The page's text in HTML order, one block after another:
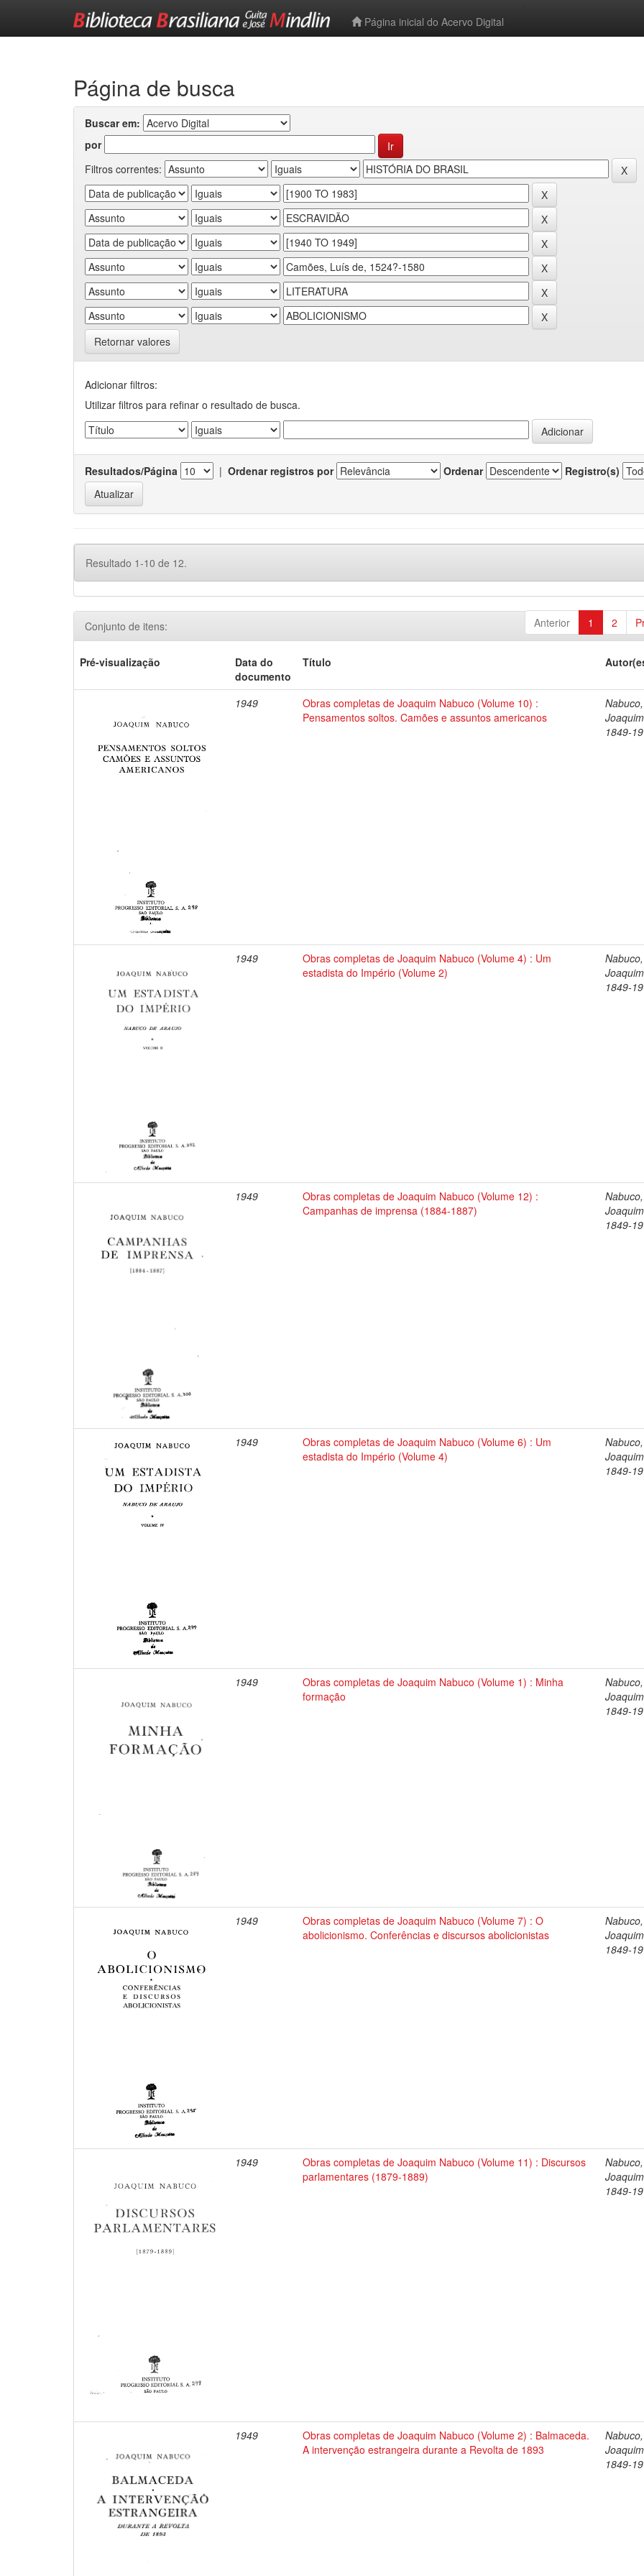
Página inicial do Acervo Digital
Página de busca
Buscar em:
por
Filtros correntes:
Retornar valores
Adicionar filtros:
Utilizar filtros para refinar o resultado de busca.
Resultados/Página | Ordenar registros por Ordenar Registro(s)
Resultado 1-10 de 12.
Anterior 1 2
Conjunto de itens:
Pré-visualização
Data do
documento
Título
1949
Obras completas de Joaquim Nabuco (Volume 10) :
Pensamentos soltos. Camões e assuntos americanos
Nabuco,
1849-
1949
Obras completas de Joaquim Nabuco (Volume 4) : Um
estadista do Império (Volume 2)
Nabuco,
1849-
1949
Obras completas de Joaquim Nabuco (Volume 12) :
Campanhas de imprensa (1884-1887)
Nabuco,
1849-
1949
Obras completas de Joaquim Nabuco (Volume 6) : Um
estadista do Império (Volume 4)
Nabuco,
1849-
1949
Obras completas de Joaquim Nabuco (Volume 1) : Minha
formação
Nabuco,
1849-
1949
Obras completas de Joaquim Nabuco (Volume 7) : O
abolicionismo. Conferências e discursos abolicionistas
Nabuco,
1849-
1949
Obras completas de Joaquim Nabuco (Volume 11) : Discursos
parlamentares (1879-1889)
Nabuco,
1849-
1949
Obras completas de Joaquim Nabuco (Volume 2) : Balmaceda.
A intervenção estrangeira durante a Revolta de 1893
Nabuco,
1849-